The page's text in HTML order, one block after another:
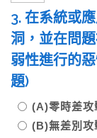
3. 在系統或
洞，並在問
弱性進行的
題)
(A)零時差
(B)無差別